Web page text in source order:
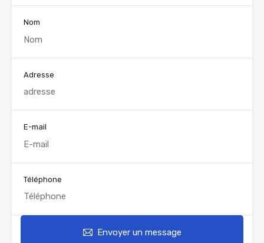
Nom
Adresse
E-mail
Téléphone
Envoyer un message